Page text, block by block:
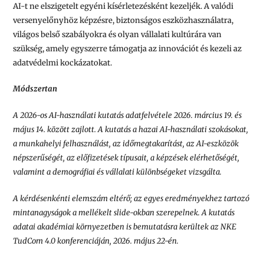
AI-t ne elszigetelt egyéni kísérletezésként kezeljék. A valódi
versenyelőnyhöz képzésre, biztonságos eszközhasználatra,
világos belső szabályokra és olyan vállalati kultúrára van
szükség, amely egyszerre támogatja az innovációt és kezeli az
adatvédelmi kockázatokat.
Módszertan
A 2026-os AI-használati kutatás adatfelvétele 2026. március 19. és
május 14. között zajlott. A kutatás a hazai AI-használati szokásokat,
a munkahelyi felhasználást, az időmegtakarítást, az AI-eszközök
népszerűségét, az előfizetések típusait, a képzések elérhetőségét,
valamint a demográfiai és vállalati különbségeket vizsgálta.
A kérdésenkénti elemszám eltérő; az egyes eredményekhez tartozó
mintanagyságok a mellékelt slide-okban szerepelnek. A kutatás
adatai akadémiai környezetben is bemutatásra kerültek az NKE
TudCom 4.0 konferenciáján, 2026. május 22-én.